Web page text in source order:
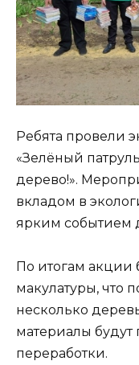
Ребята провели
«Зелёный
дерево!».
вкладом в
ярким событием
По итогам акции
макулатуры, что
несколько
материалы будут
переработки.